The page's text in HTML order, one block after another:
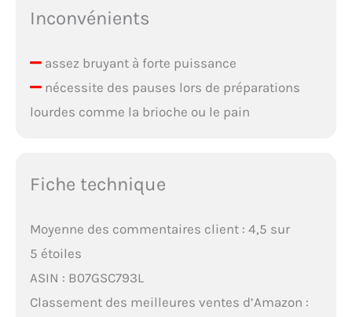
Inconvénients
assez bruyant à forte puissance
nécessite des pauses lors de préparations
lourdes comme la brioche ou le pain
Fiche technique
Moyenne des commentaires client : 4,5 sur
5 étoiles
ASIN : B07GSC793L
Classement des meilleures ventes d’Amazon :